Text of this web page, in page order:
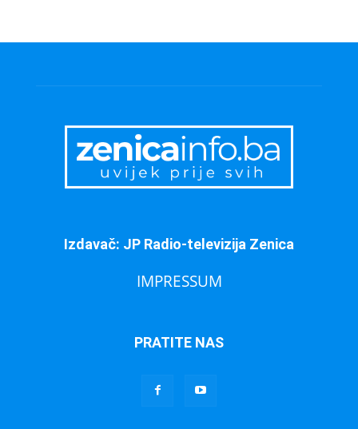
Izdavač: JP Radio-televizija Zenica
IMPRESSUM
PRATITE NAS